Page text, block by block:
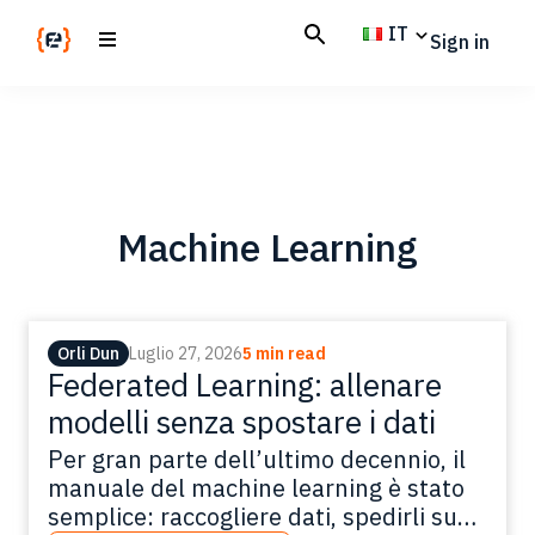
IT Sign in
Machine Learning
Orli Dun Luglio 27, 20265 min read
Federated Learning: allenare
modelli senza spostare i dati
Per gran parte dell’ultimo decennio, il
manuale del machine learning è stato
semplice: raccogliere dati, spedirli su